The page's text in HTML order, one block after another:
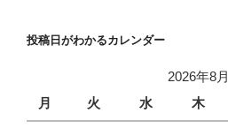
投稿日がわかるカレンダー
2026年8月
月
火 水 木